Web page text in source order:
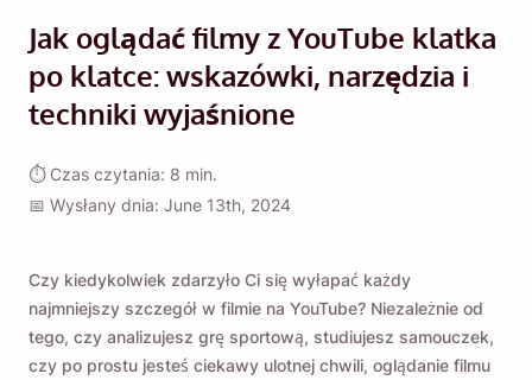
Jak oglądać filmy z YouTube klatka
po klatce: wskazówki, narzędzia i
techniki wyjaśnione
⏱ Czas czytania: 8 min.
📅 Wysłany dnia: June 13th, 2024
Czy kiedykolwiek zdarzyło Ci się wyłapać każdy
najmniejszy szczegół w filmie na YouTube? Niezależnie od
tego, czy analizujesz grę sportową, studiujesz samouczek,
czy po prostu jesteś ciekawy ulotnej chwili, oglądanie filmu